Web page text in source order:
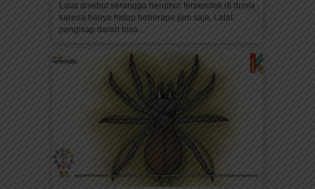
Lalat disebut serangga berumur terpendek di dunia
karena hanya hidup beberapa jam saja. Lalat
pengisap darah bisa...